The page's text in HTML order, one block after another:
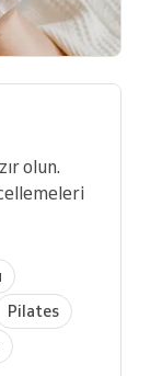
olun.
Pilates